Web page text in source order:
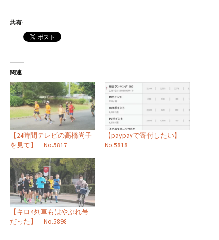
共有:
関連
【24時間テレビの高橋尚子
を見て】 No.5817
【paypayで寄付したい】
No.5818
【キロ4列車もはやぶれ号
だった】 No.5898